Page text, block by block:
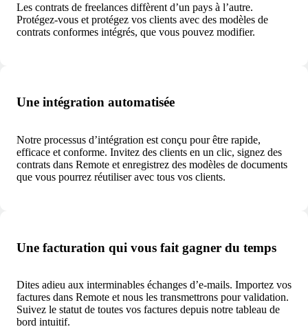
Les contrats de freelances diffèrent d’un pays à l’autre.
Protégez-vous et protégez vos clients avec des modèles de
contrats conformes intégrés, que vous pouvez modifier.
Une intégration automatisée
Notre processus d’intégration est conçu pour être rapide,
efficace et conforme. Invitez des clients en un clic, signez des
contrats dans Remote et enregistrez des modèles de documents
que vous pourrez réutiliser avec tous vos clients.
Une facturation qui vous fait gagner du temps
Dites adieu aux interminables échanges d’e-mails. Importez vos
factures dans Remote et nous les transmettrons pour validation.
Suivez le statut de toutes vos factures depuis notre tableau de
bord intuitif.